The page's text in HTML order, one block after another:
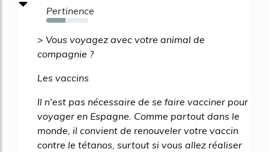
Pertinence
46%
> Vous voyagez avec votre animal de
compagnie ?
Les vaccins
Il n'est pas nécessaire de se faire vacciner pour
voyager en Espagne. Comme partout dans le
monde, il convient de renouveler votre vaccin
contre le tétanos, surtout si vous allez réaliser